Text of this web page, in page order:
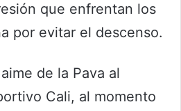
que enfrentan los
por evitar el descenso.
de la Pava al
Cali, al momento